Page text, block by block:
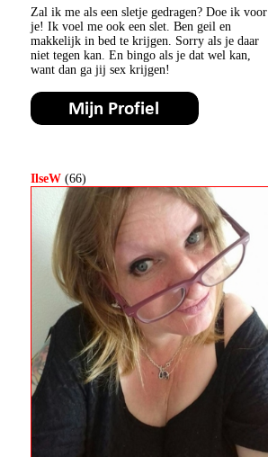
Zal ik me als een sletje gedragen? Doe ik voor
je! Ik voel me ook een slet. Ben geil en
makkelijk in bed te krijgen. Sorry als je daar
niet tegen kan. En bingo als je dat wel kan,
want dan ga jij sex krijgen!
IlseW (66)